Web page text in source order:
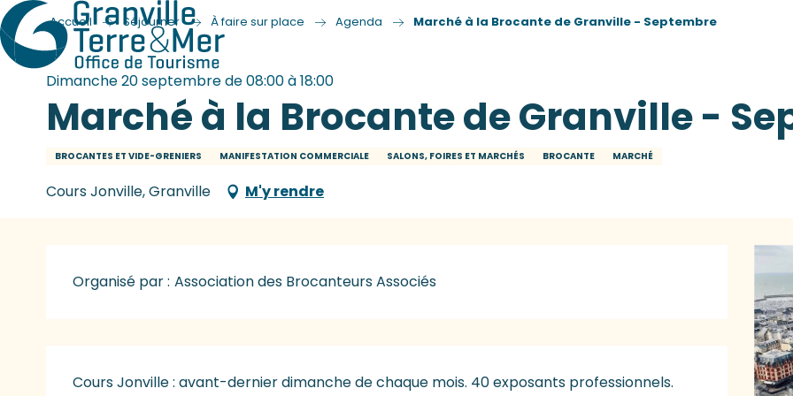
Accueil Séjourner À faire sur place Agenda Marché à la Brocante de Granville - Septembre
Dimanche 20 septembre de 08:00 à 18:00
Marché à la Brocante de Granville -
BROCANTES ET VIDE-GRENIERS MANIFESTATION COMMERCIALE SALONS, FOIRES ET MARCHÉS BROCANTE MARCHÉ
Cours Jonville, Granville M'y rendre
Organisé par : Association des Brocanteurs Associés
Description
Cours Jonville : avant-dernier dimanche de chaque mois. 40 exposants professionnels.